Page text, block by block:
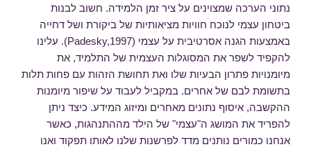
נתוני הערכה שמצוינים על ציר זמן הלמידה. חשוב לבנות
ביטחון עצמי לנוכח חוויות מציאותיות של ביקורת ושל דחייה
באמצעות הגנה אסרטיבית על עצמי (Padesky,1997). עלינו
להקפיד לשפר את המסוגלות העצמית של התלמיד, את
מיומנויות פתרון הבעיות שלו ואת תחושת הזהות עם פחות תלות
בתשומת לבם של אחרים. במקביל לעבוד על שיפור מיומנות
ההקשבה, איסוף נתונים מאחרים ומיזוג המידע. כיצד ניתן
להפריד את המושג ה"עצמי" של הילד מההתנהגות, כאשר
אנחנו כמורים נותנים מדד לפרשנות שלנו לאותו תפקוד ואנו